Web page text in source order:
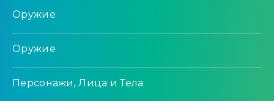
Оружие
Оружие
Персонажи, Лица и Тела